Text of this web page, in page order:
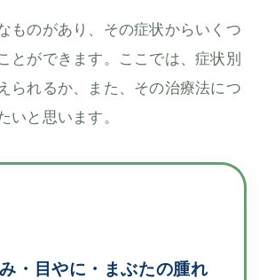
ものがあり、その症状からいくつ
とができます。ここでは、症状別
られるか、また、その治療法につ
いと思います。
・目やに・まぶたの腫れ